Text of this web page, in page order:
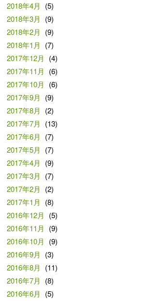
2018年4月
(5)
2018年3月
(9)
2018年2月
(9)
2018年1月
(7)
2017年12月
(4)
2017年11月
(6)
2017年10月
(6)
2017年9月
(9)
2017年8月
(2)
2017年7月
(13)
2017年6月
(7)
2017年5月
(7)
2017年4月
(9)
2017年3月
(7)
2017年2月
(2)
2017年1月
(8)
2016年12月
(5)
2016年11月
(9)
2016年10月
(9)
2016年9月
(3)
2016年8月
(11)
2016年7月
(8)
2016年6月
(5)